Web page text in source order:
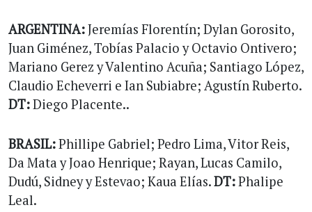
ARGENTINA:Jeremías Florentín; Dylan Gorosito,
Juan Giménez, Tobías Palacio y Octavio Ontivero;
Mariano Gerez y Valentino Acuña; Santiago López,
Claudio Echeverri e Ian Subiabre; Agustín Ruberto.
DT:Diego Placente..
BRASIL:Phillipe Gabriel; Pedro Lima, Vitor Reis,
Da Mata y Joao Henrique; Rayan, Lucas Camilo,
Dudú, Sidney y Estevao; Kaua Elías.DT:Phalipe
Leal.